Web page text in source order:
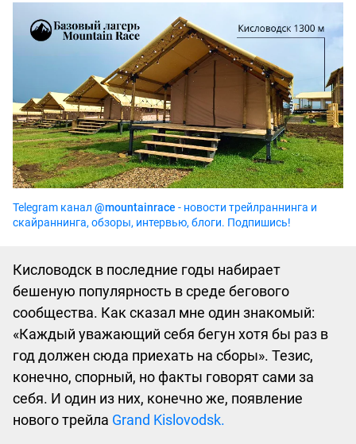
Telegram канал @mountainrace - новости трейлраннинга и
скайраннинга, обзоры, интервью, блоги. Подпишись!
Кисловодск в последние годы набирает
бешеную популярность в среде бегового
сообщества. Как сказал мне один знакомый:
«Каждый уважающий себя бегун хотя бы раз в
год должен сюда приехать на сборы». Тезис,
конечно, спорный, но факты говорят сами за
себя. И один из них, конечно же, появление
нового трейла Grand Kislovodsk.